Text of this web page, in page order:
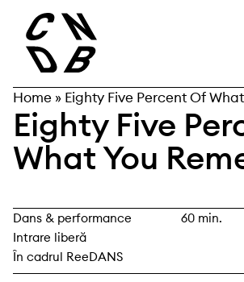
content
caută
Home » Eighty Five Percent Of
Eighty Five
What You
Dans & performance
Intrare liberă
În cadrul ReeDANS
60 min.